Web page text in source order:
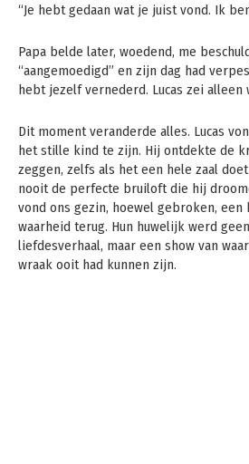
“Je hebt gedaan wat je juist vond. Ik
Papa belde later, woedend, me
“aangemoedigd” en zijn dag had
hebt jezelf vernederd. Lucas zei alleen
Dit moment veranderde alles. Lucas
het stille kind te zijn. Hij ontdekte de
zeggen, zelfs als het een hele zaal
nooit de perfecte bruiloft die hij
vond ons gezin, hoewel gebroken, een
waarheid terug. Hun huwelijk werd
liefdesverhaal, maar een show van
wraak ooit had kunnen zijn.